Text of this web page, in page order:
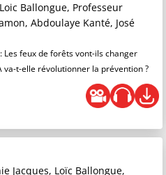
Ballongue, Professeur
Abdoulaye Kanté, José
Les feux de forêts vont-ils changer
va-t-elle révolutionner la prévention ?
Jacques, Loïc Ballongue,